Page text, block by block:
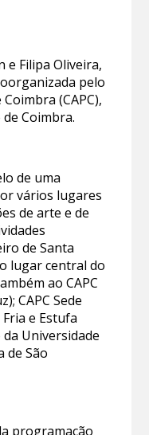
e Filipa Oliveira,
pelo
(CAPC),
Coimbra.
de uma
vários lugares
de arte e de
de Santa
lugar central do
ao CAPC
CAPC Sede
e Estufa
Universidade
de São
programação